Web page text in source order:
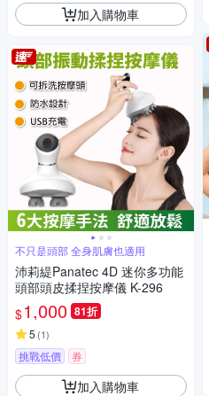
加入購物車
不只是頭部 全身肌膚也適用
沛莉緹Panatec 4D 迷你多功能
頭部頭皮揉捏按摩儀 K-296
$1,000 81折
5 (1)
挑戰低價 券
加入購物車